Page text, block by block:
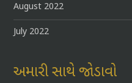
August 2022
July 2022
અમારી સાથે જોડાવો